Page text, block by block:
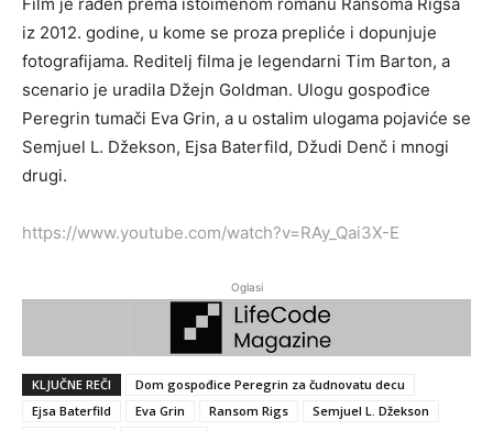
iz 2012. godine, u kome se proza prepliće i dopunjuje
fotografijama. Reditelj filma je legendarni Tim Barton, a
scenario je uradila Džejn Goldman. Ulogu gospođice
Peregrin tumači Eva Grin, a u ostalim ulogama pojaviće se
Semjuel L. Džekson, Ejsa Baterfild, Džudi Denč i mnogi
drugi.
https://www.youtube.com/watch?v=RAy_Qai3X-E
Oglasi
KLJUČNE REČI
Dom gospođice Peregrin za čudnovatu decu
Ejsa Baterfild
Eva Grin Ransom Rigs
Semjuel L. Džekson